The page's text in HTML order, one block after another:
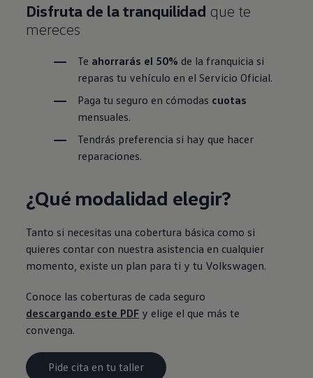
Disfruta de la tranquilidad que te
mereces
Te ahorrarás el 50% de la franquicia si
reparas tu vehículo en el Servicio Oficial.
Paga tu seguro en cómodas cuotas
mensuales.
Tendrás preferencia si hay que hacer
reparaciones.
¿Qué modalidad elegir?
Tanto si necesitas una cobertura básica como si
quieres contar con nuestra asistencia en cualquier
momento, existe un plan para ti y tu Volkswagen.
Conoce las coberturas de cada seguro
descargando este PDF y elige el que más te
convenga.
Pide cita en tu taller